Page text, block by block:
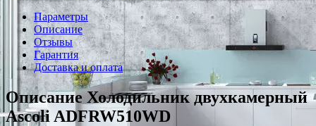
Параметры
Описание
Отзывы
Гарантия
Доставка и оплата
Описание Холодильник двухкамерный
Ascoli ADFRW510WD